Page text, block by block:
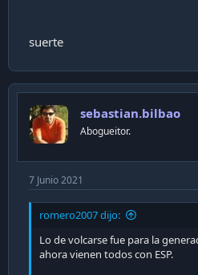
suerte
sebastian.bilbao
Abogueitor.
7 Junio 2021
romero2007 dijo:
Lo de volcarse fue para la
ahora vienen todos con ESP.